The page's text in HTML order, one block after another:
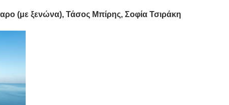
(με ξενώνα), Τάσος Μπίρης, Σοφία Τσιράκη